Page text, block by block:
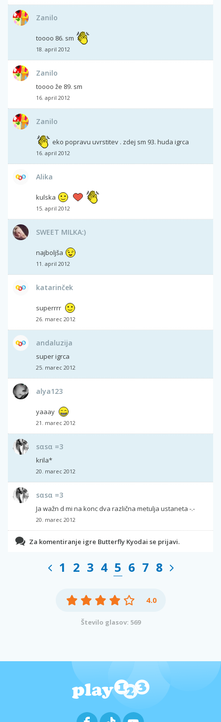
Zanilo
toooo 86. sm
18. april 2012
Zanilo
toooo že 89. sm
16. april 2012
Zanilo
eko popravu uvrstitev . zdej sm 93. huda igrca
16. april 2012
Alika
kulska
15. april 2012
SWEET MILKA:)
najboljša
11. april 2012
katarinček
superrrr
26. marec 2012
andaluzija
super igrca
25. marec 2012
alya123
yaaay
21. marec 2012
sαsα =3
krila*
20. marec 2012
sαsα =3
Ja wažn d mi na konc dva različna metulja ustaneta -.-
20. marec 2012
Za komentiranje igre Butterfly Kyodai se prijavi.
1 2 3 4 5 6 7 8
4.0
Število glasov: 569